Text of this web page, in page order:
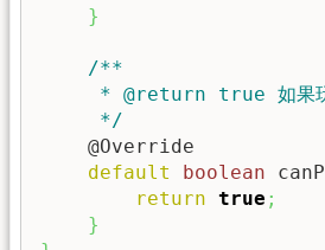
}
/**
* @return true 如果
     */
    @Override
default
boolean
return true ;
}